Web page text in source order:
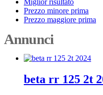
Miglior risultato
Prezzo minore prima
Prezzo maggiore prima
Annunci
beta rr 125 2t